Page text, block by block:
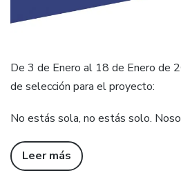
De 3 de Enero al 18 de Enero de
de selección para el proyecto:
No estás sola, no estás solo.
Leer más